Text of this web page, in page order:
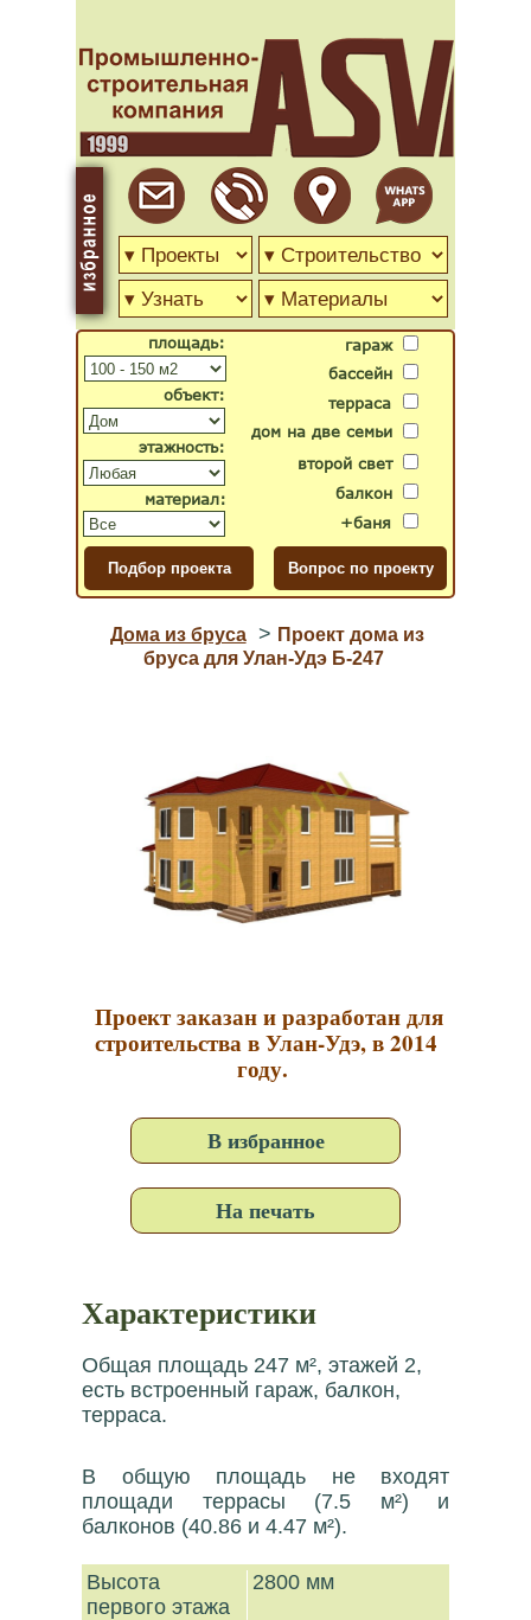
гараж
бассейн
второй свет
дом на две семьи
терраса
балкон
+баня
объект:
материал:
площадь:
этажность:
Дома из бруса > Проект дома из
бруса для Улан-Удэ Б-247
Проект заказан и разработан для
строительства в Улан-Удэ, в 2014
году.
В избранное
На печать
Характеристики
Общая площадь 247 м², этажей 2,
есть встроенный гараж, балкон,
терраса.
В общую площадь не входят
площади террасы (7.5 м²) и
балконов (40.86 и 4.47 м²).
Высота
первого этажа
2800 мм